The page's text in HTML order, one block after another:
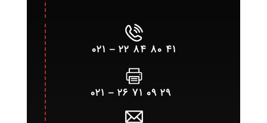
۴۱ ۸۰ ۸۴ ۲۲ – ۰۲۱
۲۹ ۰۹ ۷۱ ۲۶ – ۰۲۱